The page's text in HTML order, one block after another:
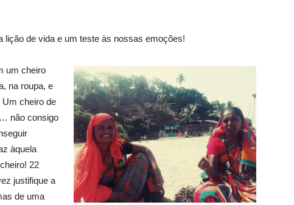
de vida e um teste às nossas emoções!
um cheiro
na roupa, e
Um cheiro de
não consigo
àquela
22
justifique a
de uma